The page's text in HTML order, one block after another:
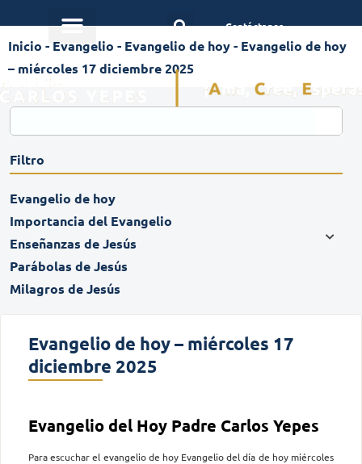
Contáctanos
Inicio - Evangelio - Evangelio de hoy- Evangelio de hoy
– miércoles 17 diciembre 2025
Filtro
Evangelio de hoy
Importancia del Evangelio
Enseñanzas de Jesús
Parábolas de Jesús
Milagros de Jesús
Evangelio de hoy – miércoles 17
diciembre 2025
Evangelio del Hoy Padre Carlos Yepes
Para escuchar el evangelio de hoy Evangelio del día de hoy miércoles